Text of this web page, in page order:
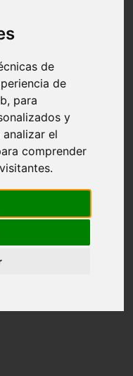
de
de
para
y
el
comprender